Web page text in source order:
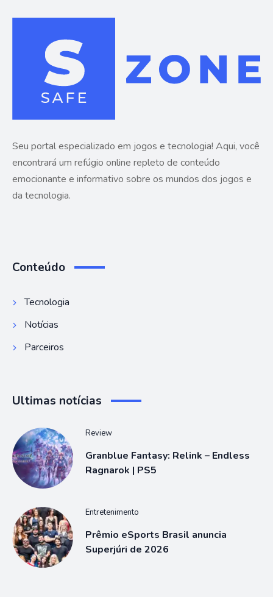
Seu portal especializado em jogos e tecnologia! Aqui, você
encontrará um refúgio online repleto de conteúdo
emocionante e informativo sobre os mundos dos jogos e
da tecnologia.
Conteúdo
Tecnologia
Notícias
Parceiros
Ultimas notícias
Review
Granblue Fantasy: Relink – Endless
Ragnarok | PS5
Entretenimento
Prêmio eSports Brasil anuncia
Superjúri de 2026